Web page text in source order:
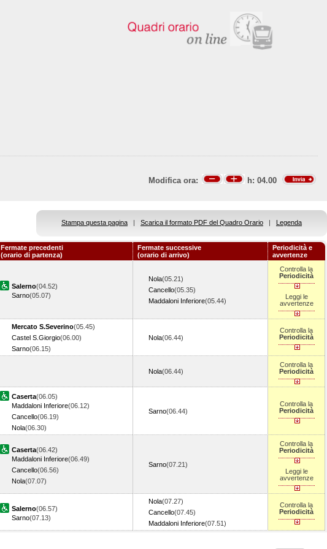
Modifica ora: h: 04.00
Stampa questa pagina | Scarica il formato PDF del Quadro Orario | Legenda
Fermate precedenti
(orario di partenza)
Fermate successive
(orario di arrivo)
Periodicità e
avvertenze
Salerno(04.52)
Sarno(05.07)
Nola(05.21)
Cancello(05.35)
Maddaloni Inferiore(05.44)
Controlla la
Periodicità
Leggi le
avvertenze
Mercato S.Severino(05.45)
Castel S.Giorgio(06.00)
Sarno(06.15)
Nola(06.44)
Controlla la
Periodicità
Nola(06.44)
Controlla la
Periodicità
Caserta(06.05)
Maddaloni Inferiore(06.12)
Cancello(06.19)
Nola(06.30)
Sarno(06.44)
Controlla la
Periodicità
Caserta(06.42)
Maddaloni Inferiore(06.49)
Cancello(06.56)
Nola(07.07)
Sarno(07.21)
Controlla la
Periodicità
Leggi le
avvertenze
Salerno(06.57)
Sarno(07.13)
Nola(07.27)
Cancello(07.45)
Maddaloni Inferiore(07.51)
Controlla la
Periodicità